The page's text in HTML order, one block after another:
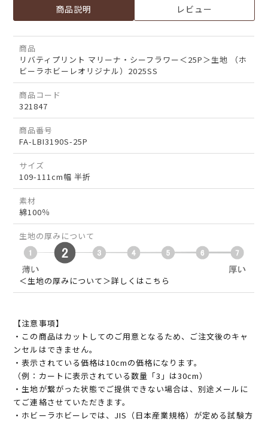
商品説明 レビュー
商品
リバティプリント マリーナ・シーフラワー＜25P＞生地 （ホ
ビーラホビーレオリジナル）2025SS
商品コード
321847
商品番号
FA-LBI3190S-25P
サイズ
109-111cm幅 半折
素材
綿100％
生地の厚みについて
＜生地の厚みについて＞詳しくはこちら
【注意事項】
・この商品はカットしてのご用意となるため、ご注文後のキャ
ンセルはできません。
・表示されている価格は10cmの価格になります。
（例：カートに表示されている数量「3」は30cm）
・生地が繋がった状態でご提供できない場合は、別途メールに
てご連絡させていただきます。
・ホビーラホビーレでは、JIS（日本産業規格）が定める試験方